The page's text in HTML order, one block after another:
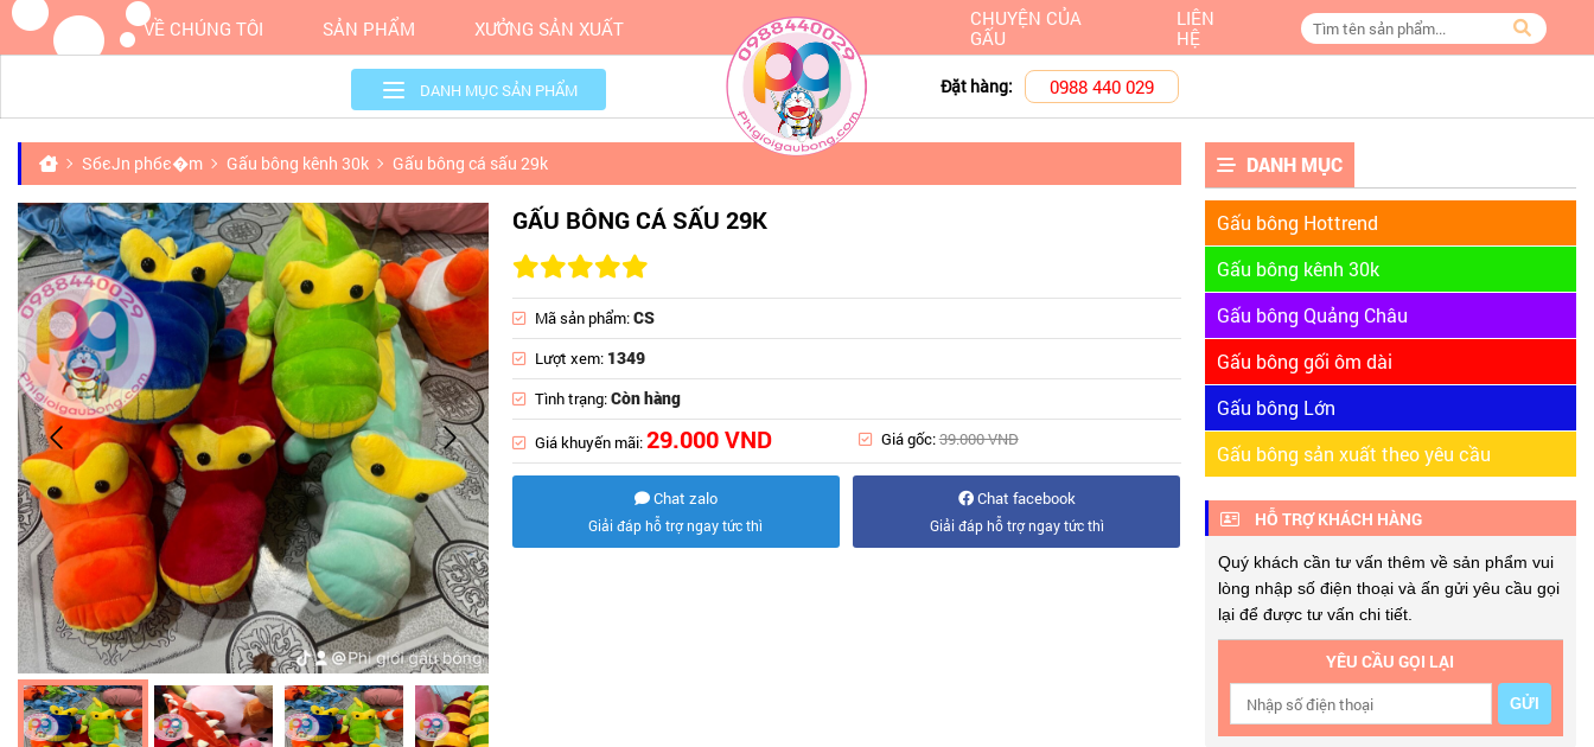
VỀ CHÚNG TÔI SẢN PHẨM XƯỞNG SẢN XUẤT
DANH MỤC SẢN PHẨM
CHUYỆN CỦA
GẤU
LIÊN
HỆ
Đặt hàng: 0988 440 029
SбєЈn phбє�m Gấu bông kênh 30k Gấu bông cá sấu 29k
GẤU BÔNG CÁ SẤU 29K
Mã sản phẩm:CS
Lượt xem: 1349
Tình trạng:Còn hàng
Giá khuyến mãi:29.000 VND Giá gốc:39.000 VND
Chat zalo
Giải đáp hỗ trợ ngay tức thì
Chat facebook
Giải đáp hỗ trợ ngay tức thì
DANH MỤC
Gấu bông Hottrend
Gấu bông kênh 30k
Gấu bông Quảng Châu
Gấu bông gối ôm dài
Gấu bông Lớn
Gấu bông sản xuất theo yêu cầu
HỖ TRỢ KHÁCH HÀNG
Quý khách cần tư vấn thêm về sản phẩm vui
lòng nhập số điện thoại và ấn gửi yêu cầu gọi
lại để được tư vấn chi tiết.
YÊU CẦU GỌI LẠI
GỬI